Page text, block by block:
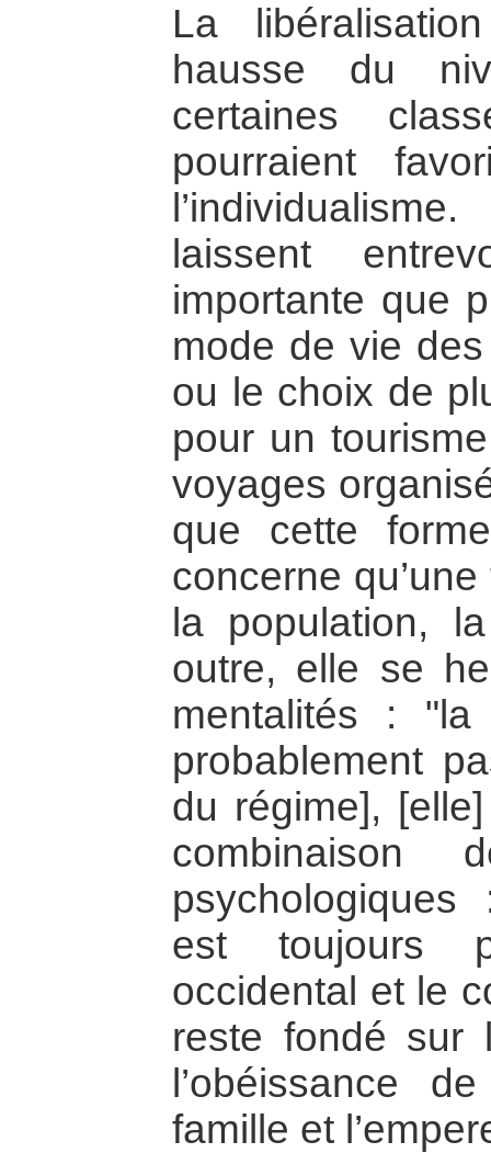
La
hausse du
certaines
pourraient
laissent
importante que
mode de vie
ou le choix de
pour un
voyages
que cette
concerne
la population,
outre, elle se
mentalités : "la
probablement
du régime],
combinaison
psychologiques
est toujours
occidental et le
reste fondé sur
l’obéissance
famille et